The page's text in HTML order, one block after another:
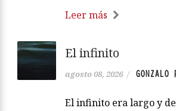
Leer más
El infinito
agosto 08, 2026 / GONZALO
El infinito era largo y